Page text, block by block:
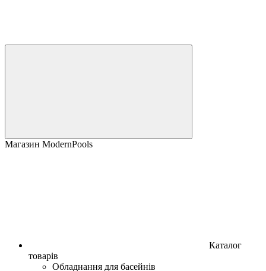
Магазин ModernPools
Каталог
товарів
Обладнання для басейнів